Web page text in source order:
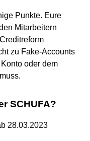
Punkte. Eure
Mitarbeitern
zu Fake-Accounts
oder dem
SCHUFA?
28.03.2023